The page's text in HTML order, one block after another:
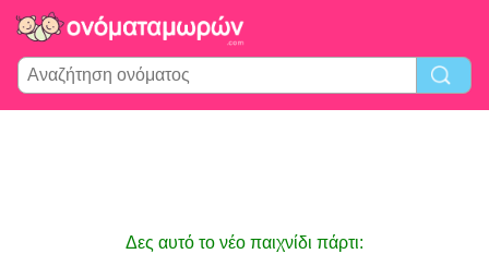
Δες αυτό το νέο παιχνίδι πάρτι: